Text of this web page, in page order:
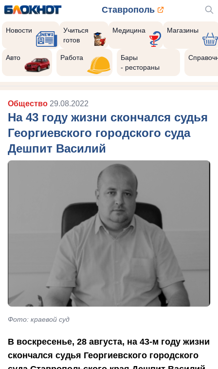
Ставрополь
Новости
Учиться
готов
Медицина Магазины
Авто Работа
Бары
- рестораны
Общество 29.08.2022
На 43 году жизни скончался судья
Георгиевского городского суда
Дешпит Василий
Фото: краевой суд
В воскресенье, 28 августа, на 43-м году жизни
скончался судья Георгиевского городского